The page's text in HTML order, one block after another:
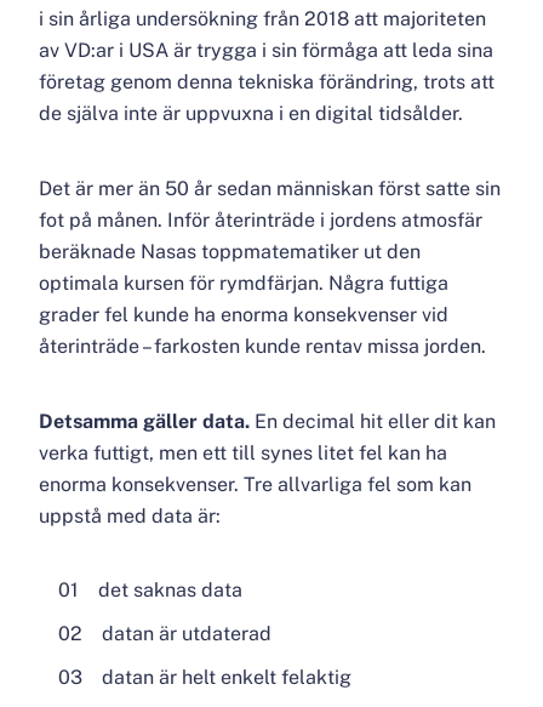
i sin årliga undersökning från 2018 att majoriteten
av VD:ar i USA är trygga i sin förmåga att leda sina
företag genom denna tekniska förändring, trots att
de själva inte är uppvuxna i en digital tidsålder.
Det är mer än 50 år sedan människan först satte sin
fot på månen. Inför återinträde i jordens atmosfär
beräknade Nasas toppmatematiker ut den
optimala kursen för rymdfärjan. Några futtiga
grader fel kunde ha enorma konsekvenser vid
återinträde – farkosten kunde rentav missa jorden.
Detsamma gäller data. En decimal hit eller dit kan
verka futtigt, men ett till synes litet fel kan ha
enorma konsekvenser. Tre allvarliga fel som kan
uppstå med data är:
det saknas data
datan är utdaterad
datan är helt enkelt felaktig